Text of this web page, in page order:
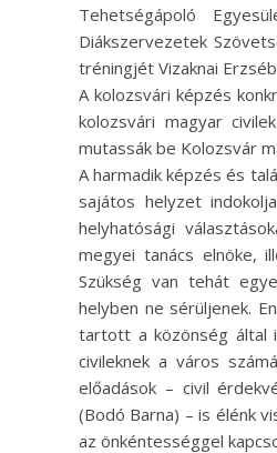
Tehetségápoló
Diákszervezetek
tréningjét Vizaknai
A kolozsvári képzés
kolozsvári magyar
mutassák be Kolozsvár
A harmadik képzés és
sajátos helyzet
helyhatósági
megyei tanács elnöke,
Szükség van tehát
helyben ne sérüljenek.
tartott a közönség által
civileknek a város
előadások – civil
(Bodó Barna) – is élénk
az önkéntességgel